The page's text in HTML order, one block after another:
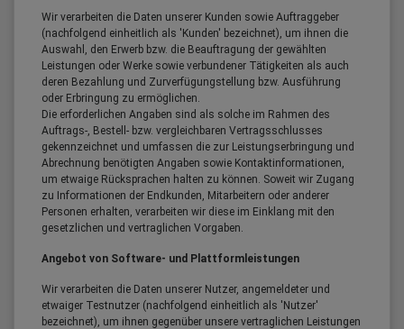
Wir verarbeiten die Daten unserer Kunden sowie Auftraggeber
(nachfolgend einheitlich als 'Kunden' bezeichnet), um ihnen die
Auswahl, den Erwerb bzw. die Beauftragung der gewählten
Leistungen oder Werke sowie verbundener Tätigkeiten als auch
deren Bezahlung und Zurverfügungstellung bzw. Ausführung
oder Erbringung zu ermöglichen.
Die erforderlichen Angaben sind als solche im Rahmen des
Auftrags-, Bestell- bzw. vergleichbaren Vertragsschlusses
gekennzeichnet und umfassen die zur Leistungserbringung und
Abrechnung benötigten Angaben sowie Kontaktinformationen,
um etwaige Rücksprachen halten zu können. Soweit wir Zugang
zu Informationen der Endkunden, Mitarbeitern oder anderer
Personen erhalten, verarbeiten wir diese im Einklang mit den
gesetzlichen und vertraglichen Vorgaben.
Angebot von Software- und Plattformleistungen
Wir verarbeiten die Daten unserer Nutzer, angemeldeter und
etwaiger Testnutzer (nachfolgend einheitlich als 'Nutzer'
bezeichnet), um ihnen gegenüber unsere vertraglichen Leistungen